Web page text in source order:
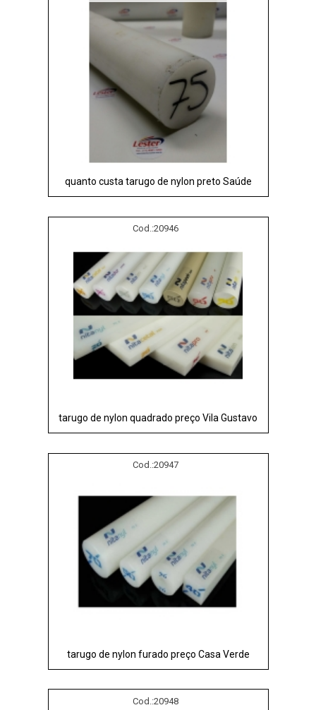
quanto custa tarugo de nylon preto Saúde
Cod.:20946
tarugo de nylon quadrado preço Vila Gustavo
Cod.:20947
tarugo de nylon furado preço Casa Verde
Cod.:20948